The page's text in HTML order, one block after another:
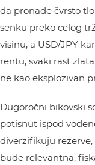
da pronađe čvrsto
senku preko celog
visinu, a USD/JPY
rentu, svaki rast
ne kao eksplozivan
Dugoročni bikovski
potisnut ispod
diverzifikuju
bude relevantna,